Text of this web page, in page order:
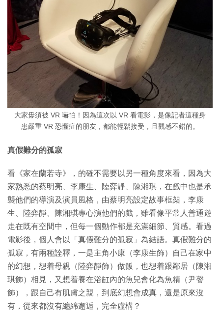
大家毋須被 VR 嚇怕！因為這次以 VR 看電影，是像記者這種身
患嚴重 VR 恐懼症的朋友，都能輕鬆接受，且觀感不錯的。
真假難分的孤寂
看《家在蘭若寺》，的確不需要以另一種角度來看，因為大
家熟悉的蔡明亮、李康生、陸弈靜、陳湘琪，在戲中也是承
襲他們的導演及演員風格，由蔡明亮設定故事框架，李康
生、陸弈靜、陳湘琪專心演他們的戲，雖看像平常人普通遊
走在既有空間中，但每一個動作都是充滿細節、質感。看過
電影後，個人會以「真假難分的孤寂」為結語。真假難分的
孤寂，有兩種詮釋，一是主角小康（李康生飾）自己在家中
的幻想，想着母親（陸弈靜飾）做飯，也想着跟鄰居（陳湘
琪飾）相見，又想着養在浴缸內的魚兒會化為魚精（尹韾
飾），跟自己有肌膚之親，到底幻想會成真，還是原來沒
有，從來都沒有纏綿邂逅，完全虛構？